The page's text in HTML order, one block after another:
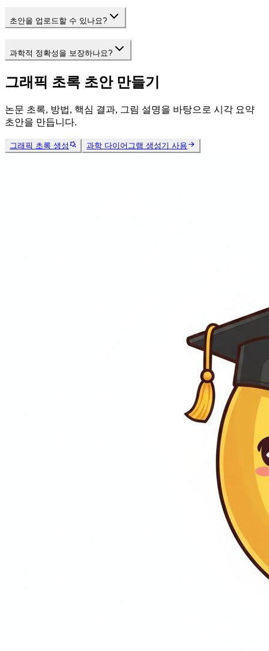
초안을 업로드할 수 있나요?
과학적 정확성을 보장하나요?
그래픽 초록 초안 만들기
논문 초록, 방법, 핵심 결과, 그림 설명을 바탕으로 시각 요약
초안을 만듭니다.
그래픽 초록 생성 과학 다이어그램 생성기 사용